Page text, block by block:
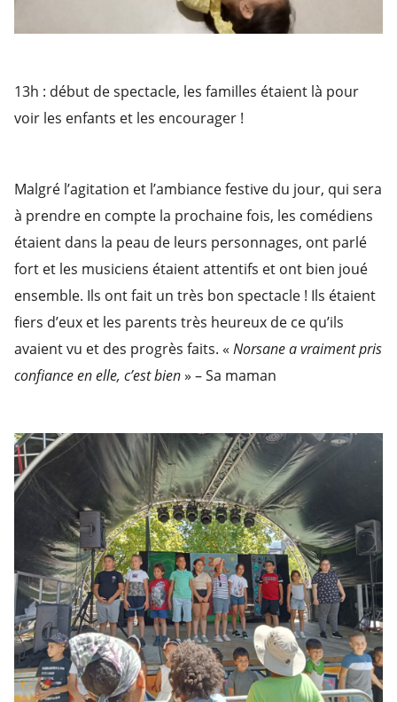
13h : début de spectacle, les familles étaient là pour
voir les enfants et les encourager !
Malgré l’agitation et l’ambiance festive du jour, qui sera
à prendre en compte la prochaine fois, les comédiens
étaient dans la peau de leurs personnages, ont parlé
fort et les musiciens étaient attentifs et ont bien joué
ensemble. Ils ont fait un très bon spectacle ! Ils étaient
fiers d’eux et les parents très heureux de ce qu’ils
avaient vu et des progrès faits. « Norsane a vraiment pris
confiance en elle, c’est bien» – Sa maman